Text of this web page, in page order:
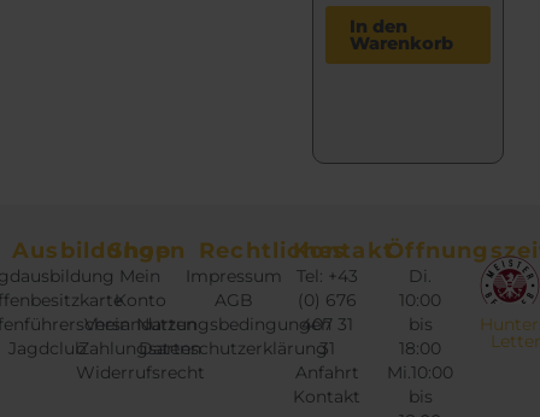
In den
Warenkorb
Ausbildungen
Jagdclub
Shop
Mein
Konto
Versandarten
Zahlungsarten
Widerrufsrecht
Rechtliches
Impressum
AGB
Nutzungsbedingungen
Datenschutzerklärung
Kontakt
Tel: +43
(0) 676
407 31
31
Anfahrt
Kontakt
Di.
10:00
bis
18:00
Mi.10:00
bis